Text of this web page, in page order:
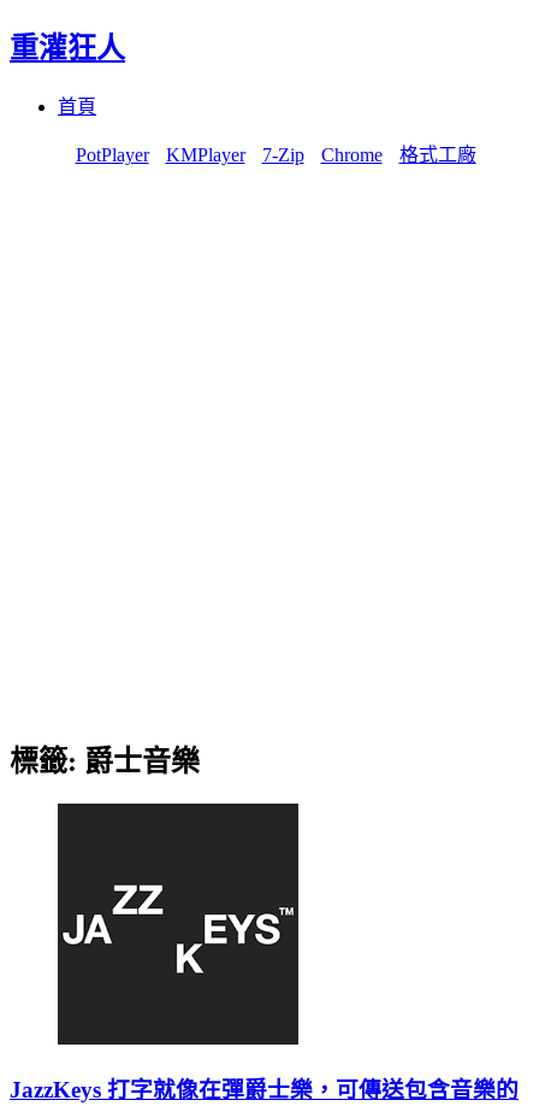
重灌狂人
首頁
PotPlayer KMPlayer 7-Zip Chrome 格式工廠
標籤: 爵士音樂
JazzKeys 打字就像在彈爵士樂，可傳送包含音樂的